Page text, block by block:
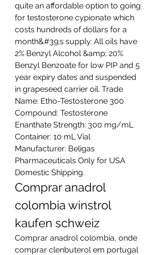
quite an affordable option to going
for testosterone cypionate which
costs hundreds of dollars for a
month&#39;s supply. All oils have
2% Benzyl Alcohol &amp; 20%
Benzyl Benzoate for low PIP and 5
year expiry dates and suspended
in grapeseed carrier oil. Trade
Name: Etho-Testosterone 300
Compound: Testosterone
Enanthate Strength: 300 mg/mL
Container: 10 mL Vial
Manufacturer: Beligas
Pharmaceuticals Only for USA
Domestic Shipping.
Comprar anadrol
colombia winstrol
kaufen schweiz
Comprar anadrol colombia, onde
comprar clenbuterol em portugal